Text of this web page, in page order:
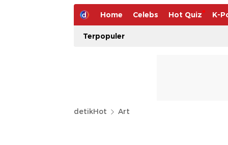
Home Celebs Hot Quiz K-
Terpopuler
detikHot Art